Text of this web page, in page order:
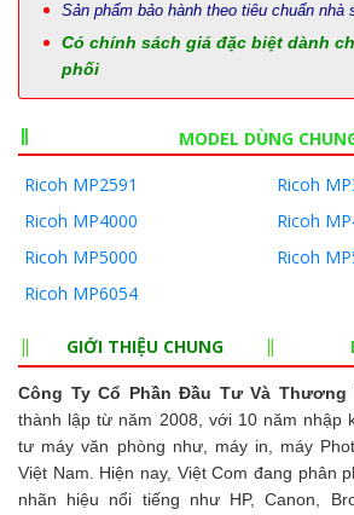
Sản phẩm bảo hành theo tiêu chuẩn nhà
Có chính sách giá đặc biệt dành
phối
MODEL DÙNG
Ricoh MP2591
Ricoh
Ricoh MP4000
Ricoh
Ricoh MP5000
Ricoh
Ricoh MP6054
GIỚI THIỆU CHUNG
Công Ty Cổ Phần Đầu Tư Và Thương
thành lập từ năm 2008, với 10 năm nhập
tư máy văn phòng như, máy in, máy
Việt Nam. Hiện nay, Việt Com đang phân
nhãn hiệu nổi tiếng như HP, Canon,